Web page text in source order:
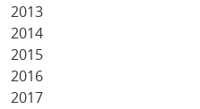
2013
2014
2015
2016
2017